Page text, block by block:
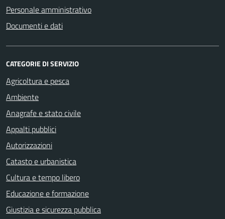
Personale amministrativo
Documenti e dati
CATEGORIE DI SERVIZIO
Agricoltura e pesca
Ambiente
Anagrafe e stato civile
Appalti pubblici
Autorizzazioni
Catasto e urbanistica
Cultura e tempo libero
Educazione e formazione
Giustizia e sicurezza pubblica